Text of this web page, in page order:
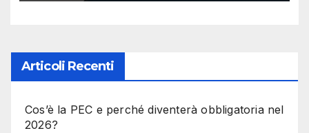
Articoli Recenti
Cos’è la PEC e perché diventerà obbligatoria nel
2026?